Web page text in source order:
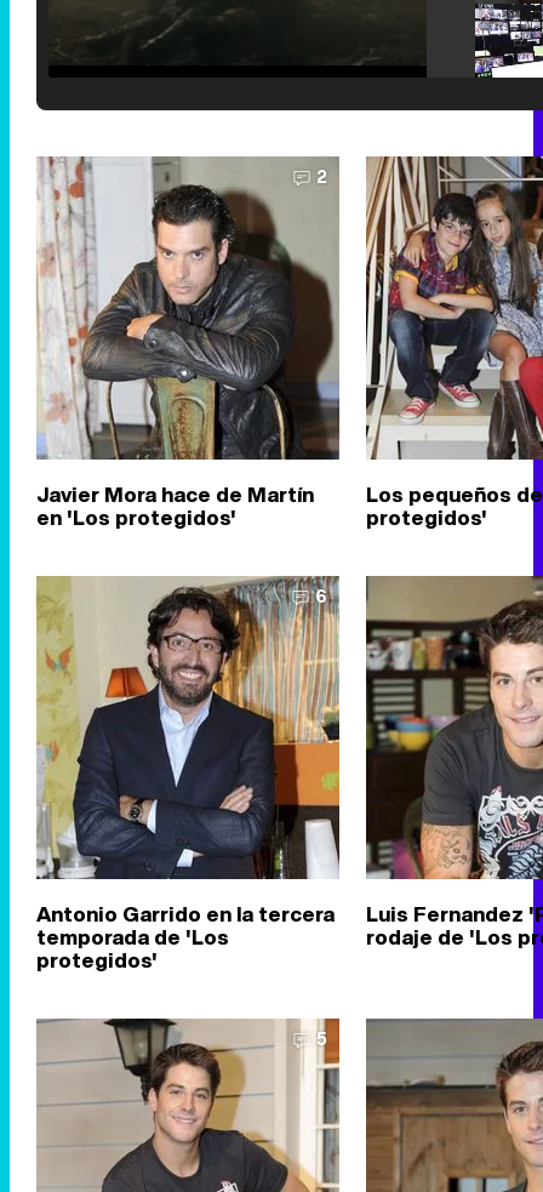
Loaded
29.30%
2
Javier Mora hace de Martín
en 'Los protegidos'
Los pequeños
protegidos'
6
Antonio Garrido en la tercera
temporada de 'Los
protegidos'
Luis Fernandez
rodaje de 'Los
5